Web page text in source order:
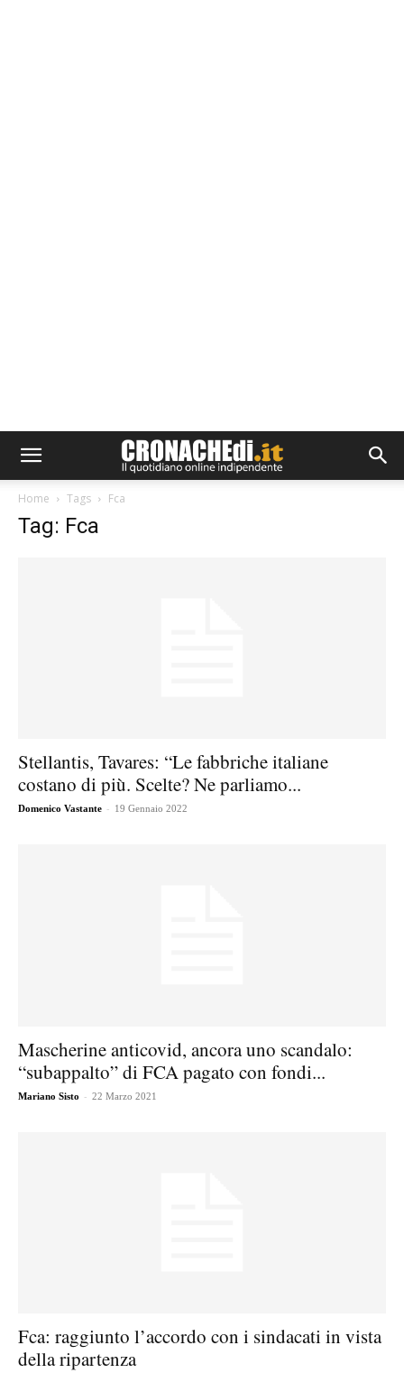
Home Tags Fca
Tag: Fca
Stellantis, Tavares: “Le fabbriche italiane
costano di più. Scelte? Ne parliamo...
Domenico Vastante - 19 Gennaio 2022
Mascherine anticovid, ancora uno scandalo:
“subappalto” di FCA pagato con fondi...
Mariano Sisto - 22 Marzo 2021
Fca: raggiunto l’accordo con i sindacati in vista
della ripartenza